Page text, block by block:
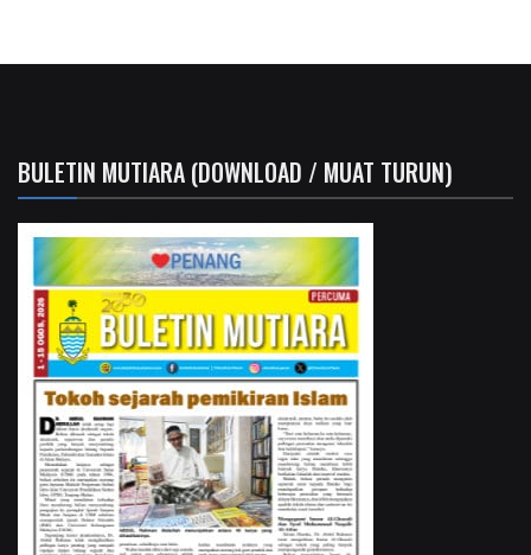
BULETIN MUTIARA (DOWNLOAD / MUAT TURUN)